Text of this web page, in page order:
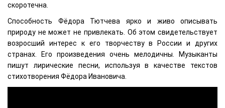
скоротечна.
Способность Фёдора Тютчева ярко и живо описывать
природу не может не привлекать. Об этом свидетельствует
возросший интерес к его творчеству в России и других
странах. Его произведения очень мелодичны. Музыканты
пишут лирические песни, используя в качестве текстов
стихотворения Фёдора Ивановича.